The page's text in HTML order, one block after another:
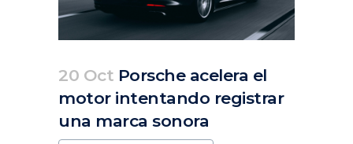
20 Oct Porsche acelera el
motor intentando registrar
una marca sonora